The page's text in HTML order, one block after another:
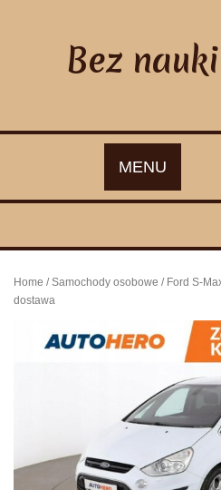
Bez nauki
MENU
Home /Samochody osobowe / Ford S-
dostawa